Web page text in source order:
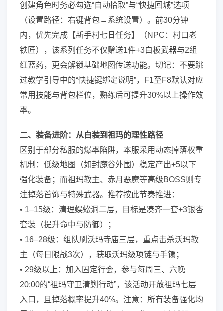
创建角色时务必勾选“自动拾取”与“快捷回城”选项
（设置路径：右键背包→系统设置）。前30分钟
内，优先完成【新手村七日任务】（NPC：村口老
铁匠），该系列任务不仅赠送1件+3白板武器与2组
红蓝药，更会解锁基础地图传送功能。切记：不要跳
过教学引导中的“快捷键绑定说明”，F1至F8默认对应
常用技能与背包栏位，熟练后可提升30%以上操作效
率。
二、装备进阶：从白装到祖玛的理性路径
区别于部分私服的爆率陷阱，本服采用动态掉落权重
机制：低级地图（如封魔谷外围）稳定产出+5以下
强化装备；而祖玛教主、赤月恶魔等高级BOSS则专
注掉落首饰与特殊武器。推荐按此节奏推进：
• 1–15级：清理蜈蚣洞二层，目标是凑齐一套+3银杏
套装（提升命中与防御）；
• 16–28级：组队刷沃玛寺庙三层，重点击杀沃玛教
主（每日限战3次），获取沃玛级项链与手镯；
• 29级以上：加入固定行会，参与每周三、六晚
20:00的“祖玛守卫清剿行动”，该活动开放祖玛七层
入口，且掉落概率提升40%。注意：所有装备强化均